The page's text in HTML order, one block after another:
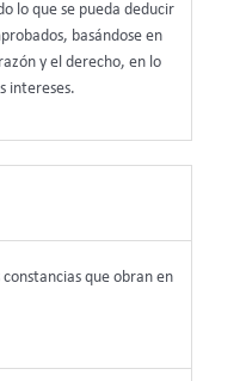
lo que se pueda deducir
basándose en
y el derecho, en lo
intereses.
constancias que obran en